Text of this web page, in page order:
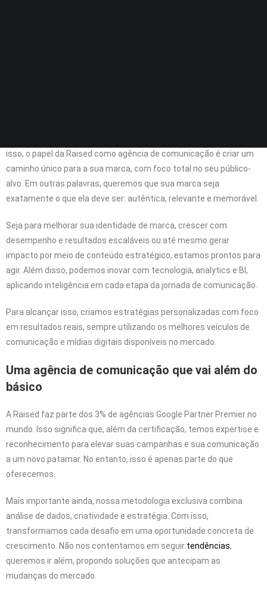
isso, o papel da Raised como agência de comunicação é criar um
caminho único para a sua marca, com foco total no seu público-
alvo. Em outras palavras, queremos que sua marca seja
exatamente o que ela deve ser: autêntica, relevante e memorável.
Seja para melhorar sua identidade de marca, crescer com
desempenho e resultados escaláveis ou até mesmo gerar
impacto por meio de conteúdo estratégico, estamos prontos para
agir. Além disso, podemos inovar com tecnologia, analytics e BI,
aplicando inteligência em cada etapa da jornada de comunicação.
Para alcançar isso, criamos estratégias personalizadas com foco
em resultados reais, sempre utilizando os melhores veículos de
comunicação e mídias digitais disponíveis no mercado.
Uma agência de comunicação que vai além do
básico
A Raised faz parte dos 3% de agências Google Partner Premier no
mundo. Isso significa que, além da certificação, temos expertise e
reconhecimento para elevar suas campanhas e sua comunicação
a um novo patamar. No entanto, isso é apenas parte do que
oferecemos.
Mais importante ainda, nossa metodologia exclusiva combina
análise de dados, criatividade e estratégia. Com isso,
transformamos cada desafio em uma oportunidade concreta de
crescimento. Não nos contentamos em seguir tendências,
queremos ir além, propondo soluções que antecipam as
mudanças do mercado.